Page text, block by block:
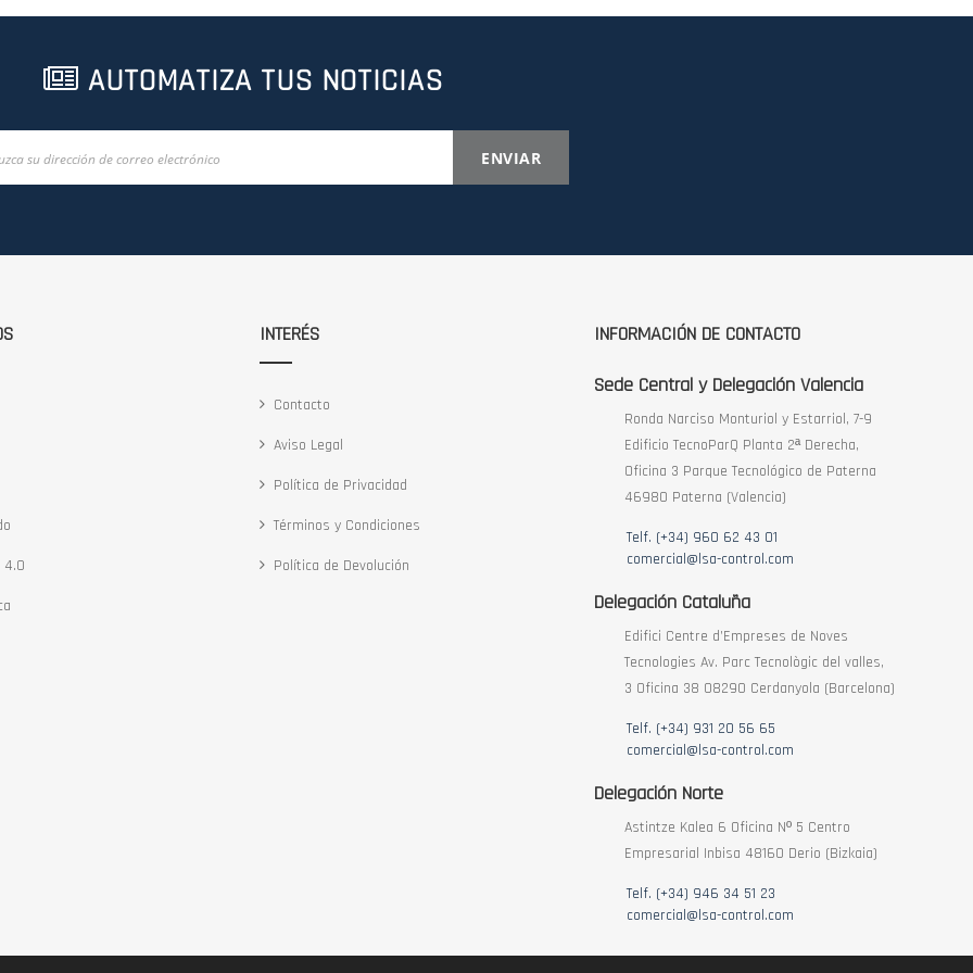
AUTOMATIZA TUS NOTICIAS
ENVIAR
4.0
INTERÉS
Contacto
Aviso Legal
Política de Privacidad
Términos y Condiciones
Política de Devolución
INFORMACIÓN DE CONTACTO
Sede Central y Delegación Valencia
Ronda Narciso Monturiol y Estarriol, 7-9
Edificio TecnoParQ Planta 2ª Derecha,
Oficina 3 Parque Tecnológico de Paterna
46980 Paterna (Valencia)
Telf. (+34) 960 62 43 01
comercial@lsa-control.com
Delegación Cataluña
Edifici Centre d’Empreses de Noves
Tecnologies Av. Parc Tecnològic del valles,
3 Oficina 38 08290 Cerdanyola (Barcelona)
Telf. (+34) 931 20 56 65
comercial@lsa-control.com
Delegación Norte
Astintze Kalea 6 Oficina Nº 5 Centro
Empresarial Inbisa 48160 Derio (Bizkaia)
Telf. (+34) 946 34 51 23
comercial@lsa-control.com